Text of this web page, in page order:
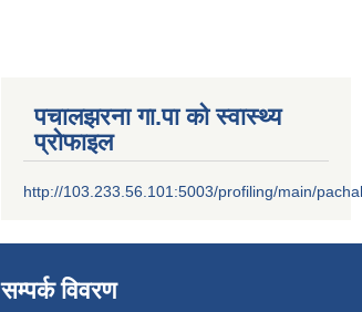
पचालझरना गा.पा को स्वास्थ्य
प्रोफाइल
http://103.233.56.101:5003/profiling/main/pachal
सम्पर्क विवरण